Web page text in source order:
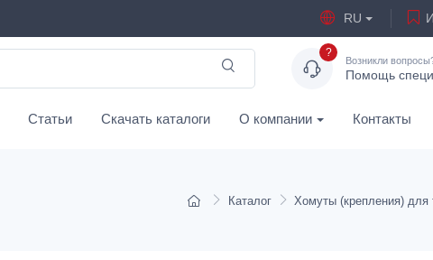
RU
?
Возникли
Помощь
Статьи Скачать каталоги О компании Контакты
Каталог